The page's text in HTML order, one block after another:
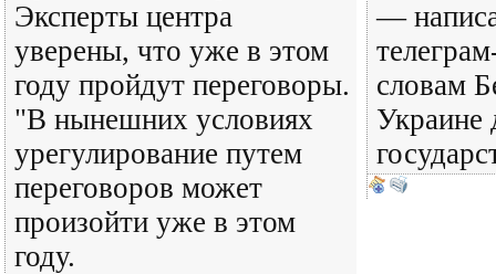
Эксперты центра
уверены, что уже в этом
году пройдут переговоры.
"В нынешних условиях
урегулирование путем
переговоров может
произойти уже в этом
году.
—
словам
Украине